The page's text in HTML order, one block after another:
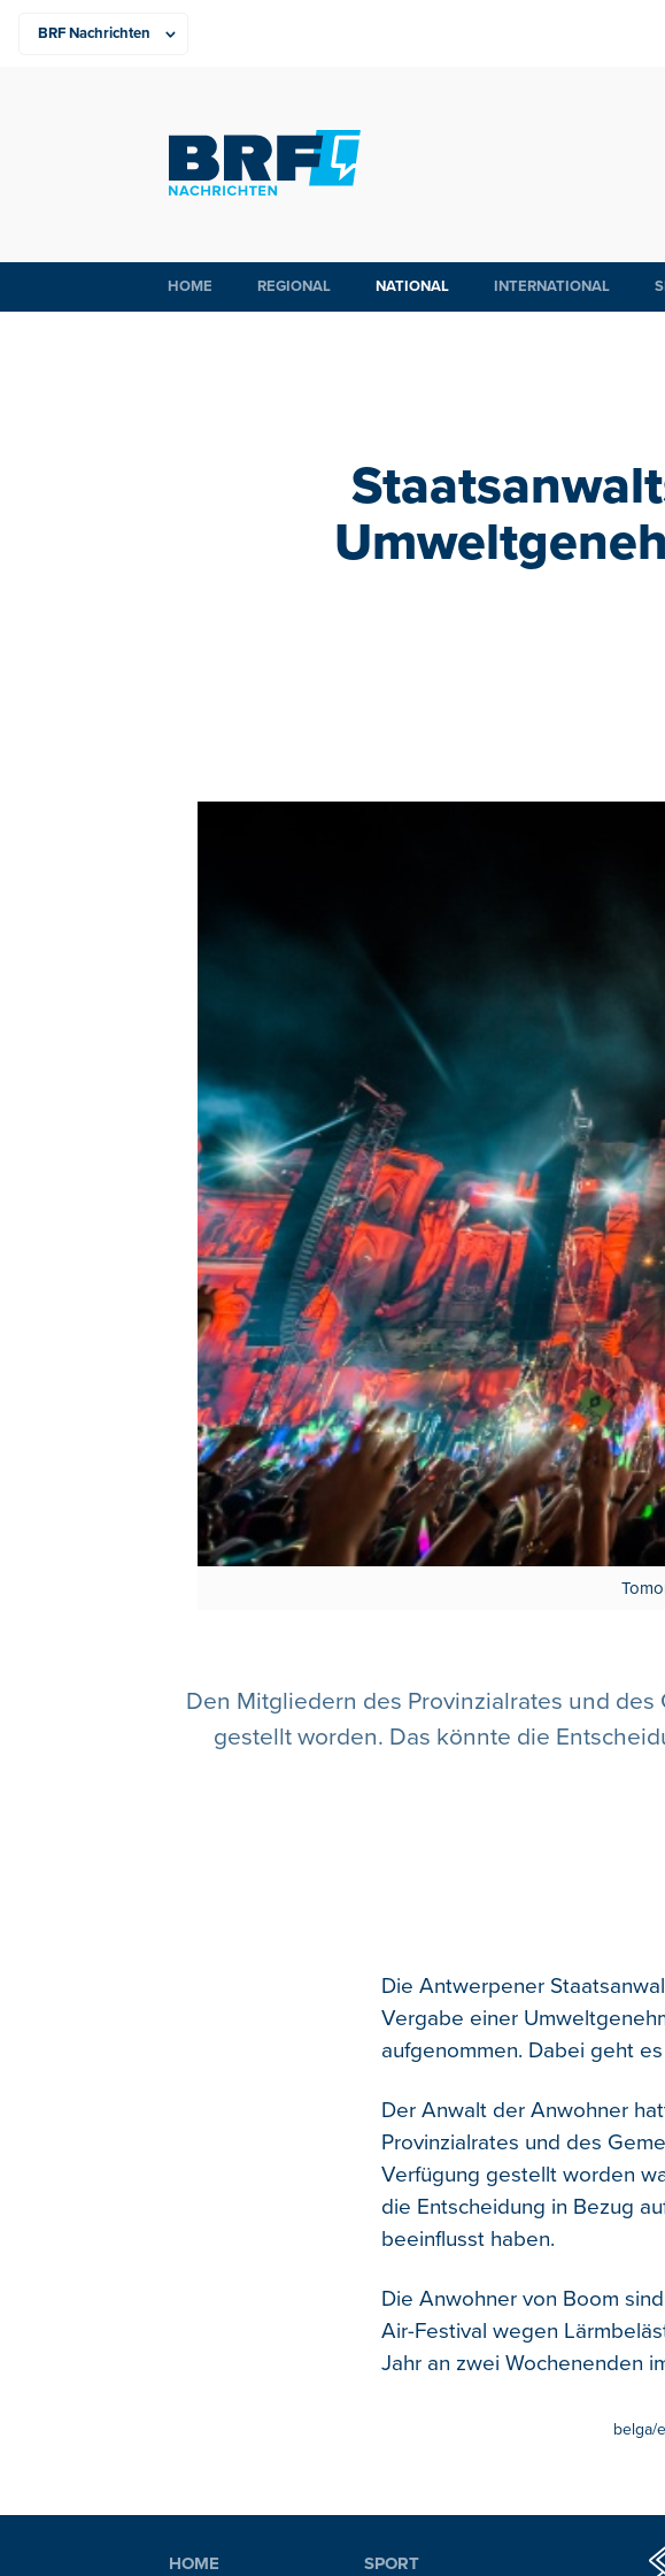
HOME REGIONAL NATIONAL INTERNATIONAL
Den Mitgliedern des Provinzialrates und
gestellt worden. Das könnte die
Die Antwerpener
Vergabe einer
aufgenommen. Dabei geht
Der Anwalt der Anwohner
Provinzialrates und des
Verfügung gestellt worden
die Entscheidung in Bezug
beeinflusst haben.
Die Anwohner von Boom
Air-Festival wegen
Jahr an zwei Wochenenden
belga/
HOME SPORT